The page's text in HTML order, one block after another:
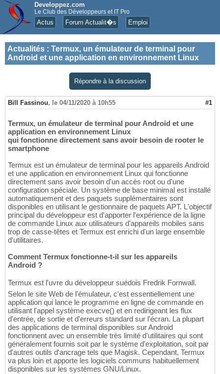
Developpez.com
Le Club des Développeurs et IT Pro
Actus Forum Actualit�s Emploi
Actualités : Termux, un émulateur de terminal pour
Android et une application en environnement Linux
Répondre à la discussion
Bill Fassinou, le 04/11/2020 à 10h55 #1
Termux, un émulateur de terminal pour Android et une
application en environnement Linux
qui fonctionne directement sans avoir besoin de rooter le
smartphone
Termux est un émulateur de terminal pour les appareils Android
et une application en environnement Linux qui fonctionne
directement sans avoir besoin d'un accès root ou d'une
configuration spéciale. Un système de base minimal est installé
automatiquement et des paquets supplémentaires sont
disponibles en utilisant le gestionnaire de paquets APT. L'objectif
principal du développeur est d'apporter l'expérience de la ligne
de commande Linux aux utilisateurs d'appareils mobiles sans
trop de casse-têtes et Termux est enrichi d'un large ensemble
d'utilitaires.
Comment Termux fonctionne-t-il sur les appareils
Android ?
Termux est l'uvre du développeur suédois Fredrik Fornwall.
Selon le site Web de l'émulateur, c'est essentiellement une
application qui lance le programme en ligne de commande en
utilisant l'appel système execve() et en redirigeant les flux
d'entrée, de sortie et d'erreurs standard sur l'écran. La plupart
des applications de terminal disponibles sur Android
fonctionnent avec un ensemble très limité d'utilitaires qui sont
généralement fournis soit par le système d'exploitation, soit par
d'autres outils d'ancrage tels que Magisk. Cependant, Termux
va plus loin et apporte les logiciels communs habituellement
disponibles sur les systèmes GNU/Linux.